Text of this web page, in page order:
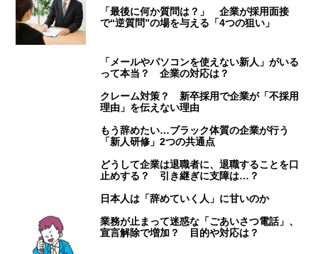
「最後に何か質問は？」 企業が採用面接
で“逆質問”の場を与える「4つの狙い」
「メールやパソコンを使えない新人」がいる
って本当？ 企業の対応は？
クレーム対策？ 新卒採用で企業が「不採用
理由」を伝えない理由
もう辞めたい…ブラック体質の企業が行う
「新人研修」2つの共通点
どうして企業は退職者に、退職することを口
止めする？ 引き継ぎに支障は…？
日本人は「辞めていく人」に甘いのか
業務が止まって迷惑な「ごあいさつ電話」、
宣言解除で増加？ 目的や対応は？